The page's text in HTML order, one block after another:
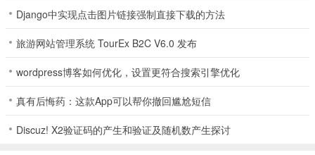
1、说辩上虞
客观、善意地评说上虞。
2、上虞红娘
上虞帅哥靓女集合地。
Django中实现点击图片链接强制直接下载的方法
旅游网站管理系统 TourEx B2C V6.0 发布
wordpress博客如何优化，设置更符合搜索引擎优化
真有后悔药：这款App可以帮你撤回尴尬短信
Discuz! X2验证码的产生和验证及随机数产生探讨